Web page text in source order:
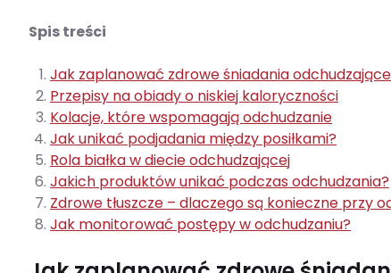
Spis treści
Jak zaplanować zdrowe śniadania
Przepisy na obiady o niskiej kaloryczności
Kolacje, które wspomagają odchudzanie
Jak unikać podjadania między posiłkami?
Rola białka w diecie odchudzającej
Jakich produktów unikać podczas odchudzania?
Zdrowe tłuszcze – dlaczego są konieczne przy
Jak monitorować postępy w odchudzaniu?